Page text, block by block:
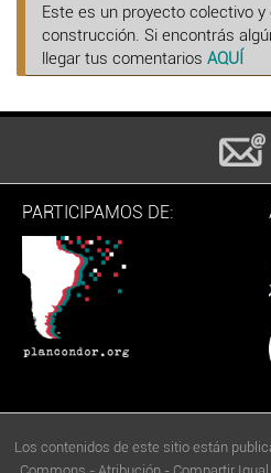
Este es un proyecto colectivo y
construcción. Si encontrás
llegar tus comentarios AQUÍ
PARTICIPAMOS DE:
Los contenidos de este sitio están